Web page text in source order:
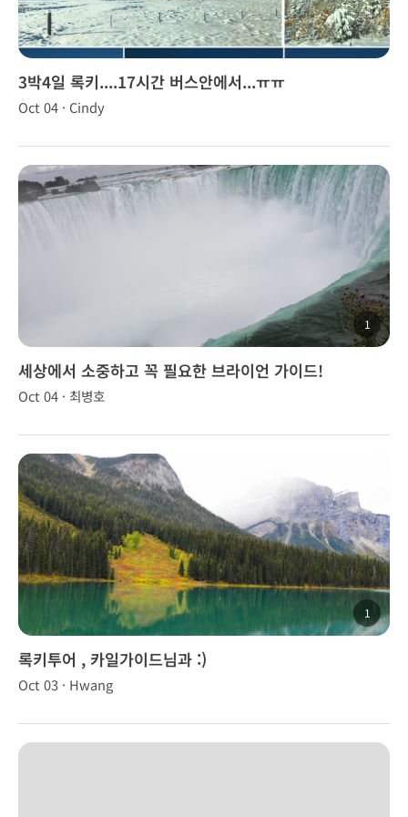
3박4일 록키....17시간 버스안에서...ㅠㅠ
Oct 04 · Cindy
1
세상에서 소중하고 꼭 필요한 브라이언 가이드!
Oct 04 · 최병호
1
록키투어 , 카일가이드님과 :)
Oct 03 · Hwang